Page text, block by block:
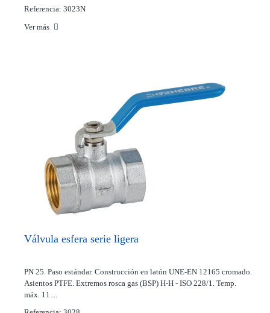
Referencia: 3023N
Ver más
Válvula esfera serie ligera
PN 25. Paso estándar. Construcción en latón UNE-EN 12165 cromado.
Asientos PTFE. Extremos rosca gas (BSP) H-H - ISO 228/1. Temp.
máx. 11 ...